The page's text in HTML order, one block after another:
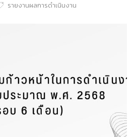
รายงานผลการดำเนินงาน